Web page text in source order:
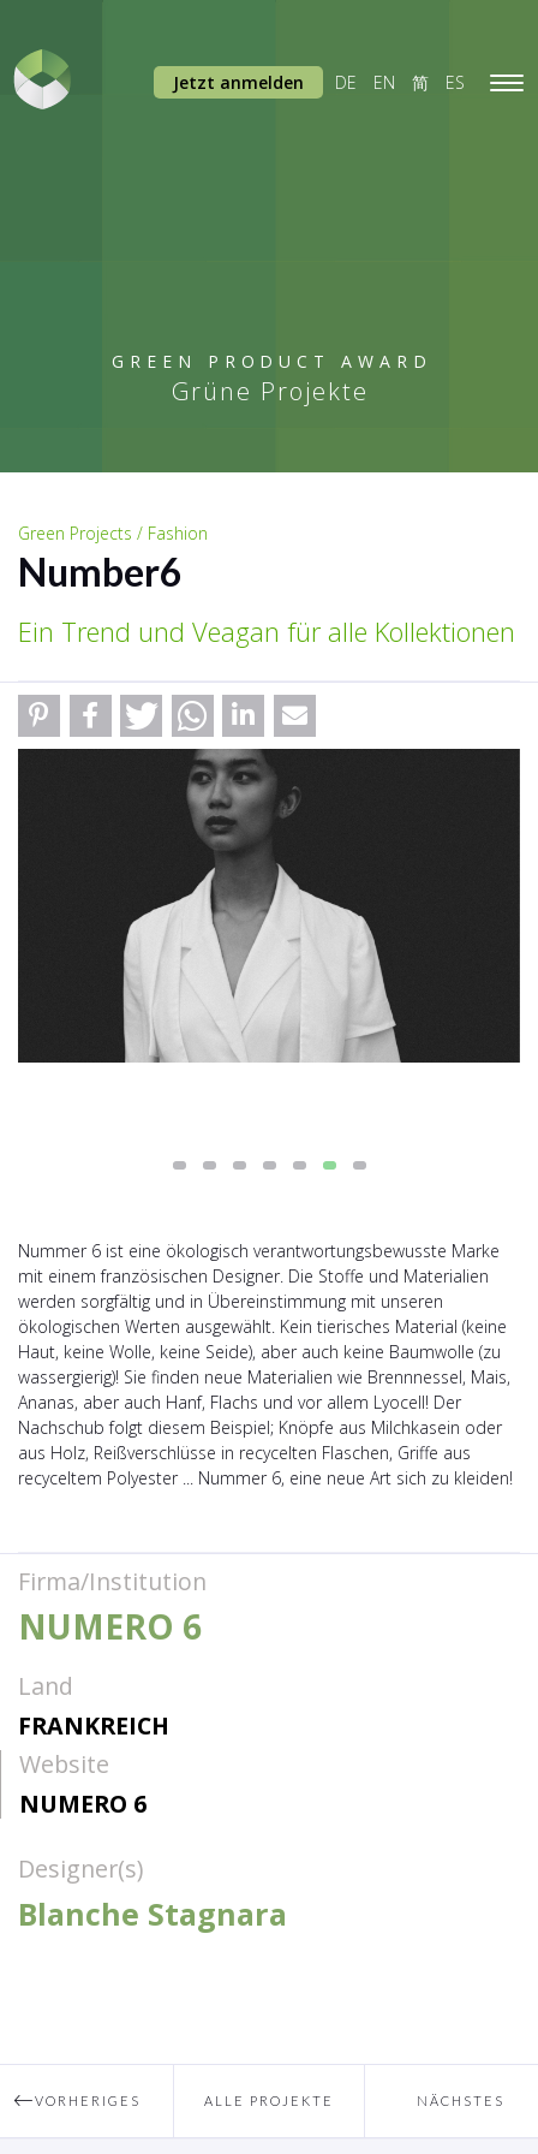
GREEN PRODUCT AWARD
Grüne Projekte
Jetzt anmelden DE EN 简 ES
Green Projects / Fashion
Number6
Ein Trend und Veagan für alle Kollektionen
Nummer 6 ist eine ökologisch verantwortungsbewusste Marke
mit einem französischen Designer. Die Stoffe und Materialien
werden sorgfältig und in Übereinstimmung mit unseren
ökologischen Werten ausgewählt. Kein tierisches Material (keine
Haut, keine Wolle, keine Seide), aber auch keine Baumwolle (zu
wassergierig)! Sie finden neue Materialien wie Brennnessel, Mais,
Ananas, aber auch Hanf, Flachs und vor allem Lyocell! Der
Nachschub folgt diesem Beispiel; Knöpfe aus Milchkasein oder
aus Holz, Reißverschlüsse in recycelten Flaschen, Griffe aus
recyceltem Polyester ... Nummer 6, eine neue Art sich zu kleiden!
Firma/Institution
NUMERO 6
Land
FRANKREICH
Website
NUMERO 6
Designer(s)
Blanche Stagnara
VORHERIGES ALLE PROJEKTE NÄCHSTES